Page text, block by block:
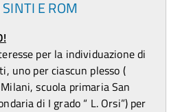
E ROM
per la individuazione di
uno per ciascun plesso (
scuola primaria San
di I grado “ L. Orsi”) per